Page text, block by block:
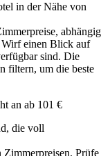
in der Nähe von
abhängig
Wirf einen Blick auf
sind. Die
filtern, um die beste
an ab 101 €
die voll
Zimmerpreisen. Prüfe